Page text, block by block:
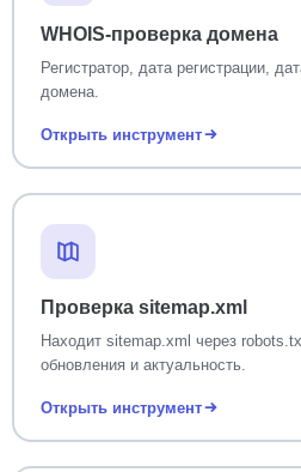
WHOIS-проверка домена
Регистратор, дата регистрации,
домена.
Открыть инструмент
Проверка sitemap.xml
Находит sitemap.xml через
обновления и актуальность.
Открыть инструмент